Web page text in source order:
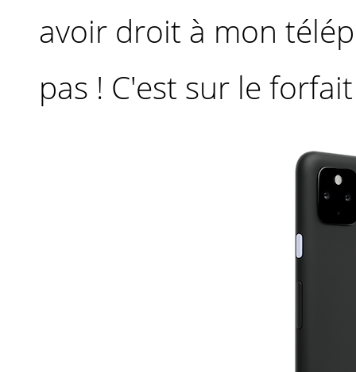
avoir droit à mon
pas ! C'est sur le